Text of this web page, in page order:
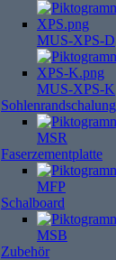
MUS-XPS-D
MUS-XPS-K
Sohlenrandschalung
MSR
Faserzementplatte
MFP
Schalboard
MSB
Zubehör